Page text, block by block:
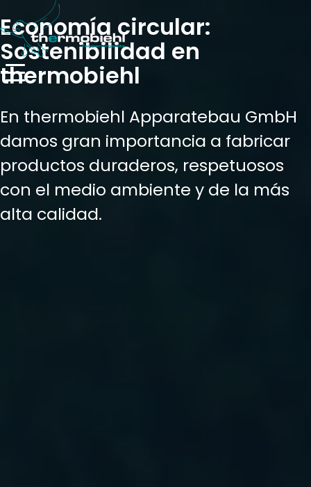
Economía circular:
Sostenibilidad en
thermobiehl
En thermobiehl Apparatebau GmbH
damos gran importancia a fabricar
productos duraderos, respetuosos
con el medio ambiente y de la más
alta calidad.